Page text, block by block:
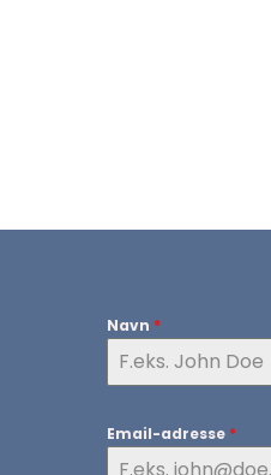
Navn *
Email-adresse *